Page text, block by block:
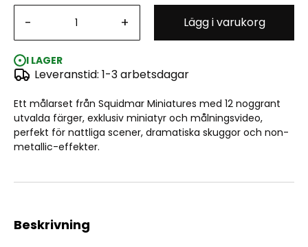
- + Lägg i varukorg
I LAGER
Leveranstid: 1-3 arbetsdagar
Ett målarset från Squidmar Miniatures med 12 noggrant
utvalda färger, exklusiv miniatyr och målningsvideo,
perfekt för nattliga scener, dramatiska skuggor och non-
metallic-effekter.
Vallejo Game Color: Dark Future Set - Squidmar
Beskrivning